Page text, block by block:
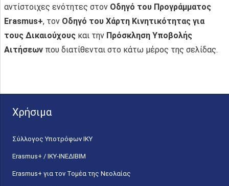
αντίστοιχες ενότητες στον Οδηγό του Προγράμματος
Erasmus+, τον Οδηγό του Χάρτη Κινητικότητας για
τους Δικαιούχους και την Πρόσκληση Υποβολής
Αιτήσεων που διατίθενται στο κάτω μέρος της σελίδας.
Χρήσιμα
Σύλλογος Υποτρόφων ΙΚΥ
Erasmus+ / ΙΚΥ-ΙΝΕΔΙΒΙΜ
Erasmus+ για τον Τομέα της Νεολαίας